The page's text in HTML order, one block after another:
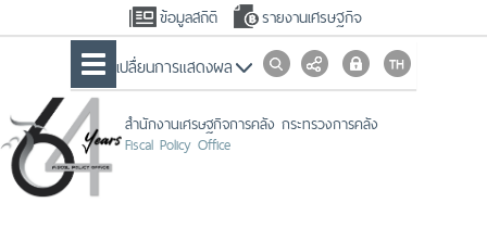
ข้อมูลสถิติ รายงานเศรษฐกิจ
เปลื่ยนการแสดงผล
สำนักงานเศรษฐกิจการคลัง กระทรวงการคลัง
Fiscal Policy Office